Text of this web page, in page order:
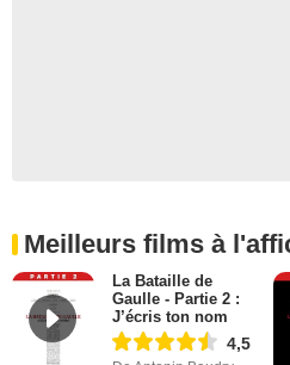
Meilleurs films à
La Bataille de
Gaulle - Partie 2 :
J’écris ton nom
4,5